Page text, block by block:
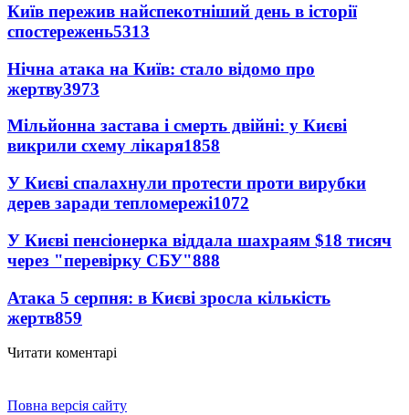
Київ пережив найспекотніший день в історії
спостережень5313
Нічна атака на Київ: стало відомо про
жертву3973
Мільйонна застава і смерть двійні: у Києві
викрили схему лікаря1858
У Києві спалахнули протести проти вирубки
дерев заради тепломережі1072
У Києві пенсіонерка віддала шахраям $18 тисяч
через "перевірку СБУ"888
Атака 5 серпня: в Києві зросла кількість
жертв859
Читати коментарі
Повна версія сайту